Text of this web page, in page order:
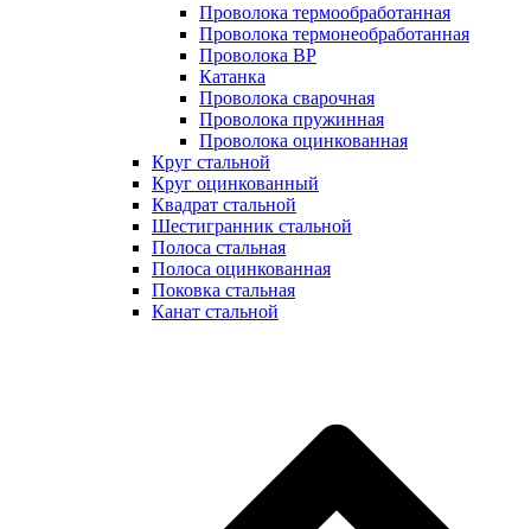
Проволока термообработанная
Проволока термонеобработанная
Проволока ВР
Катанка
Проволока сварочная
Проволока пружинная
Проволока оцинкованная
Круг стальной
Круг оцинкованный
Квадрат стальной
Шестигранник стальной
Полоса стальная
Полоса оцинкованная
Поковка стальная
Канат стальной